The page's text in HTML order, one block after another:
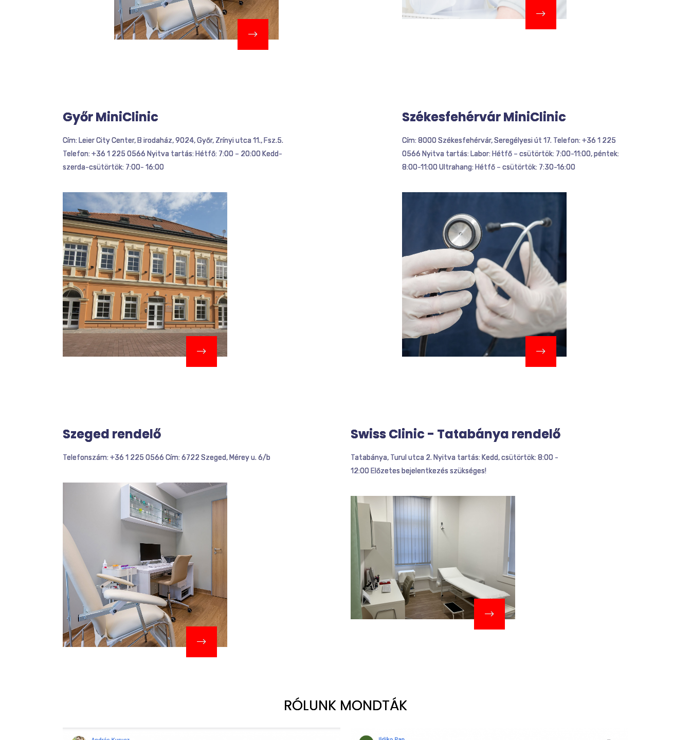
Győr MiniClinic
Cím: Leier City Center, B irodaház, 9024, Győr, Zrínyi utca 11., Fsz.5.
Telefon: +36 1 225 0566 Nyitva tartás: Hétfő: 7:00 – 20:00 Kedd-
szerda-csütörtök: 7:00- 16:00
Székesfehérvár MiniClinic
Cím: 8000 Székesfehérvár, Seregélyesi út 17. Telefon: +36 1 225
0566 Nyitva tartás: Labor: Hétfő – csütörtök: 7:00-11:00, péntek:
8:00-11:00 Ultrahang: Hétfő – csütörtök: 7:30-16:00
Szeged rendelő
Telefonszám: +36 1 225 0566 Cím: 6722 Szeged, Mérey u. 6/b
Swiss Clinic - Tatabánya rendelő
Tatabánya, Turul utca 2. Nyitva tartás: Kedd, csütörtök: 8:00 -
12:00 Előzetes bejelentkezés szükséges!
RÓLUNK MONDTÁK